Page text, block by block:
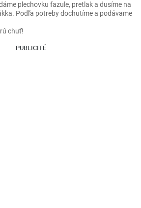
plechovku fazule, pretlak a dusíme na
Podľa potreby dochutíme a podávame
chuť!
PUBLICITÉ